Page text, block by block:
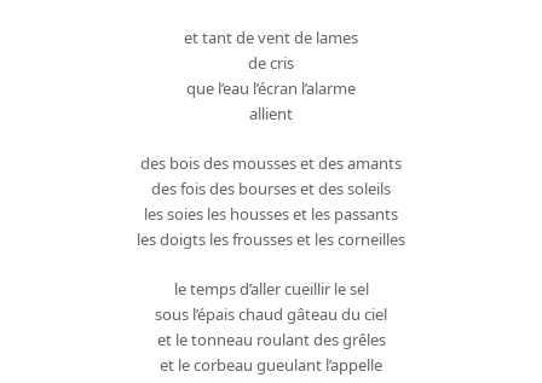
et tant de vent de lames
de cris
que l’eau l’écran l’alarme
allient
des bois des mousses et des amants
des fois des bourses et des soleils
les soies les housses et les passants
les doigts les frousses et les corneilles
le temps d’aller cueillir le sel
sous l’épais chaud gâteau du ciel
et le tonneau roulant des grêles
et le corbeau gueulant l’appelle